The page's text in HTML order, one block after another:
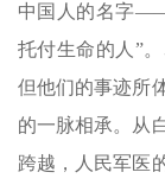
中国人的名字
托付生命的人”
但他们的事迹所
的一脉相承。从
跨越，人民军医